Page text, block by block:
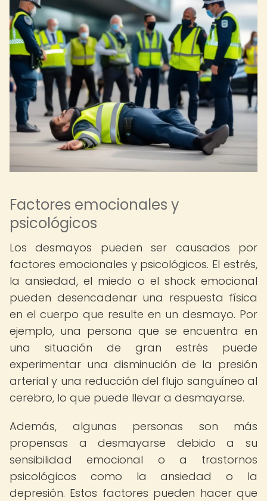
Factores emocionales y
psicológicos
Los desmayos pueden ser causados por
factores emocionales y psicológicos. El estrés,
la ansiedad, el miedo o el shock emocional
pueden desencadenar una respuesta física
en el cuerpo que resulte en un desmayo. Por
ejemplo, una persona que se encuentra en
una situación de gran estrés puede
experimentar una disminución de la presión
arterial y una reducción del flujo sanguíneo al
cerebro, lo que puede llevar a desmayarse.
Además, algunas personas son más
propensas a desmayarse debido a su
sensibilidad emocional o a trastornos
psicológicos como la ansiedad o la
depresión. Estos factores pueden hacer que